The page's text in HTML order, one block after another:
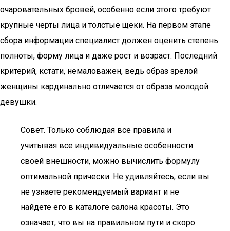
очаровательных бровей, особенно если этого требуют
крупные черты лица и толстые щеки. На первом этапе
сбора информации специалист должен оценить степень
полноты, форму лица и даже рост и возраст. Последний
критерий, кстати, немаловажен, ведь образ зрелой
женщины кардинально отличается от образа молодой
девушки.
Совет. Только соблюдая все правила и
учитывая все индивидуальные особенности
своей внешности, можно вычислить формулу
оптимальной прически. Не удивляйтесь, если вы
не узнаете рекомендуемый вариант и не
найдете его в каталоге салона красоты. Это
означает, что вы на правильном пути и скоро